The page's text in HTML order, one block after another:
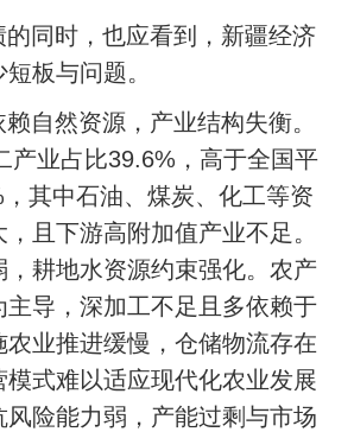
的同时，也应看到，新疆经济
板与问题。
自然资源，产业结构失衡。
产业占比39.6%，高于全国平
其中石油、煤炭、化工等资
且下游高附加值产业不足。
，耕地水资源约束强化。农产
主导，深加工不足且多依赖于
业推进缓慢，仓储物流存在
式难以适应现代化农业发展
风险能力弱，产能过剩与市场